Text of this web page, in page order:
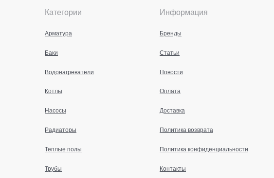
Категории
Арматура
Баки
Водонагреватели
Котлы
Насосы
Радиаторы
Теплые полы
Трубы
Информация
Бренды
Статьи
Новости
Оплата
Доставка
Политика возврата
Политика конфиденциальности
Контакты